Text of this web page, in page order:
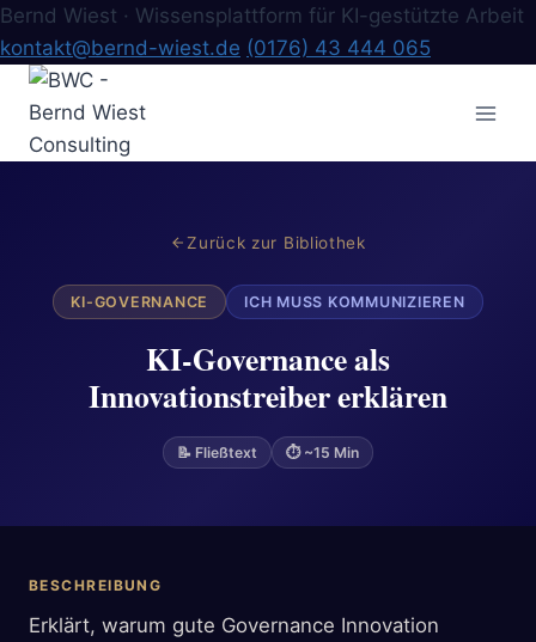
Bernd Wiest · Wissensplattform für KI-gestützte Arbeit
kontakt@bernd-wiest.de (0176) 43 444 065
Zum
Inhalt
springen
Zurück zur Bibliothek
KI-GOVERNANCE ICH MUSS KOMMUNIZIEREN
KI-Governance als
Innovationstreiber erklären
📝 Fließtext ⏱ ~15 Min
BESCHREIBUNG
Erklärt, warum gute Governance Innovation